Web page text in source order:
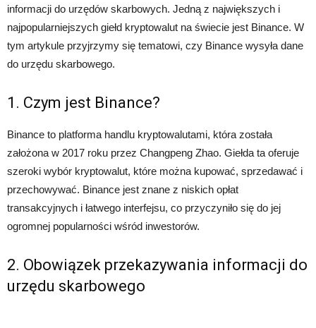
informacji do urzędów skarbowych. Jedną z największych i
najpopularniejszych giełd kryptowalut na świecie jest Binance. W
tym artykule przyjrzymy się tematowi, czy Binance wysyła dane
do urzędu skarbowego.
1. Czym jest Binance?
Binance to platforma handlu kryptowalutami, która została
założona w 2017 roku przez Changpeng Zhao. Giełda ta oferuje
szeroki wybór kryptowalut, które można kupować, sprzedawać i
przechowywać. Binance jest znane z niskich opłat
transakcyjnych i łatwego interfejsu, co przyczyniło się do jej
ogromnej popularności wśród inwestorów.
2. Obowiązek przekazywania informacji do
urzędu skarbowego